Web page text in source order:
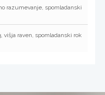
razumevanje, spomladanski
višja raven, spomladanski rok